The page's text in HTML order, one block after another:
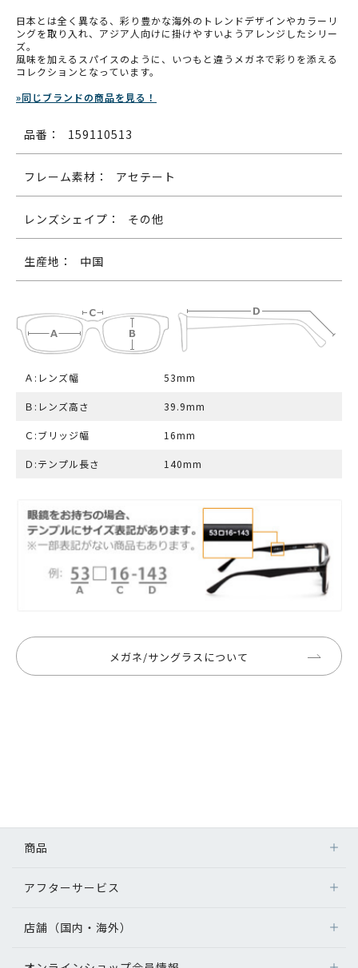
日本とは全く異なる、彩り豊かな海外のトレンドデザインやカラーリ
ングを取り入れ、アジア人向けに掛けやすいようアレンジしたシリー
ズ。
風味を加えるスパイスのように、いつもと違うメガネで彩りを添える
コレクションとなっています。
»同じブランドの商品を見る！
品番： 159110513
フレーム素材： アセテート
レンズシェイプ： その他
生産地： 中国
Ａ:レンズ幅 53mm
Ｂ:レンズ高さ 39.9mm
Ｃ:ブリッジ幅 16mm
Ｄ:テンプル長さ 140mm
メガネ/サングラスについて
商品
アフターサービス
店舗（国内・海外）